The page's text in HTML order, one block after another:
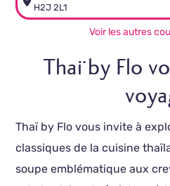
H2J 2L1
Voir les autres
Thaï by Flo
Thaï by Flo vous invite à
classiques de la cuisine
soupe emblématique aux